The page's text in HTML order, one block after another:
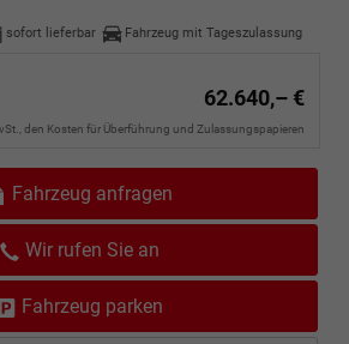
sofort lieferbar Fahrzeug mit Tageszulassung
62.640,– €
den Kosten für Überführung und Zulassungspapieren
Fahrzeug anfragen
Wir rufen Sie an
Fahrzeug parken